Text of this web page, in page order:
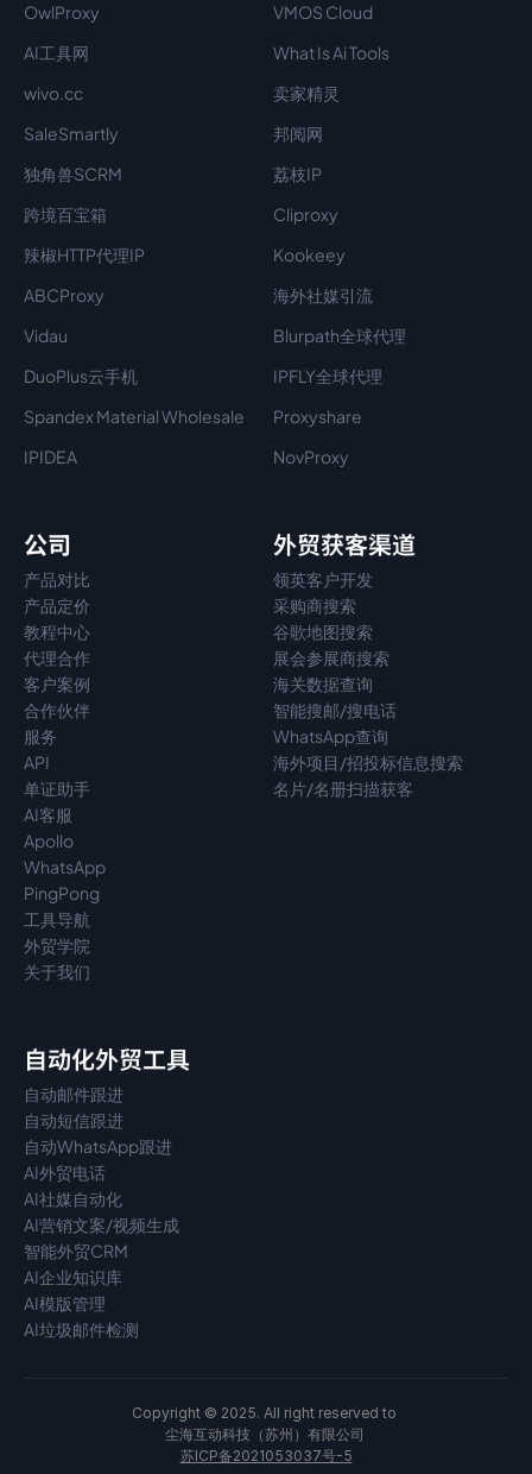
OwlProxy
VMOS Cloud
AI工具网
What Is Ai Tools
wivo.cc
卖家精灵
SaleSmartly
邦阅网
独角兽SCRM
荔枝IP
跨境百宝箱
Cliproxy
辣椒HTTP代理IP
Kookeey
ABCProxy
海外社媒引流
Vidau
Blurpath全球代理
DuoPlus云手机
IPFLY全球代理
Spandex Material Wholesale​
Proxyshare
IPIDEA
NovProxy
公司
产品对比
产品定价
教程中心
代理合作
客户案例
合作伙伴
服务
API
单证助手
AI客服
Apollo
WhatsApp
PingPong
工具导航
外贸学院
关于我们
外贸获客渠道
领英客户开发
采购商搜索
谷歌地图搜索
展会参展商搜索
海关数据查询
智能搜邮/搜电话
WhatsApp查询
海外项目/招投标信息搜索
名片/名册扫描获客
自动化外贸工具
自动邮件跟进
自动短信跟进
自动WhatsApp跟进
AI外贸电话
AI社媒自动化
AI营销文案/视频生成
智能外贸CRM
AI企业知识库
AI模版管理
AI垃圾邮件检测
Copyright © 2025. All right reserved to
尘海互动科技（苏州）有限公司
苏ICP备2021053037号-5